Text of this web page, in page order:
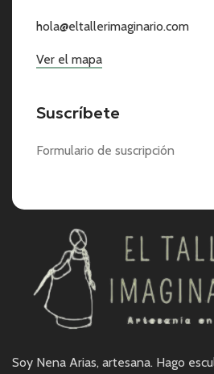
hola@eltallerimaginario.com
Ver el mapa
Suscríbete
Formulario de suscripción
Soy Nena Arias, artesana. Hago